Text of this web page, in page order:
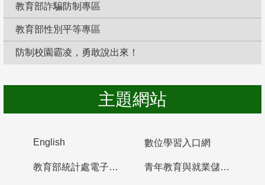
教育部詐騙防制專區
教育部性別平等專區
防制校園霸凌，勇敢說出來！
主題網站
English 數位學習入口網
教育部統計處電子書櫃 青年教育與就業儲蓄帳戶